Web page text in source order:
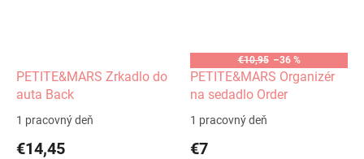
PETITE&MARS Zrkadlo do
auta Back
1 pracovný deň
€14,45
€10,95 –36 %
PETITE&MARS Organizér
na sedadlo Order
1 pracovný deň
€7